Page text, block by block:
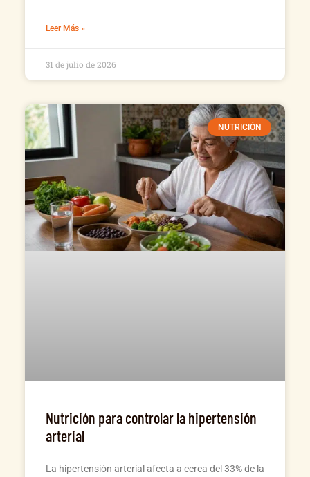
Leer Más »
31 de julio de 2026
NUTRICIÓN
Nutrición para controlar la hipertensión
arterial
La hipertensión arterial afecta a cerca del 33% de la